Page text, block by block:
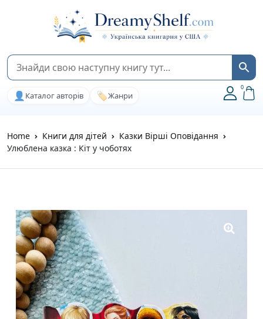
👤 Каталог авторів 🏷️Жанри
0
Home Книги для дітей
Казки Вірші Оповідання
Улюблена казка : Кіт у чоботях